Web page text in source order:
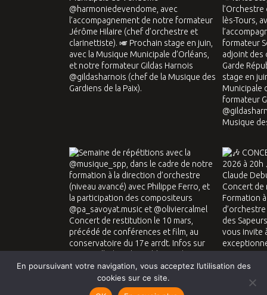
En poursuivant votre navigation, vous acceptez l’utilisation des
cookies sur ce site.